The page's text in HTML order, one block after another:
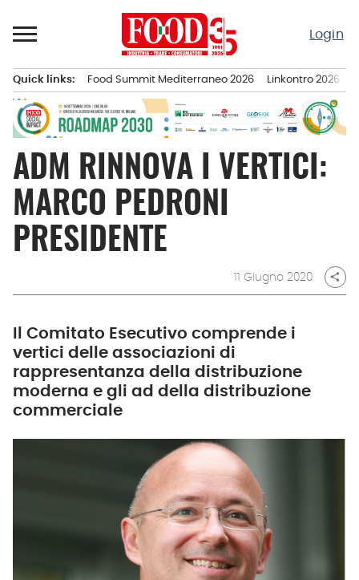
al
Login
principale
Quick links: Food Summit Mediterraneo 2026 Linkontro 2026
ADM RINNOVA I VERTICI:
MARCO PEDRONI
PRESIDENTE
11 Giugno 2020 share
Il Comitato Esecutivo comprende i
vertici delle associazioni di
rappresentanza della distribuzione
moderna e gli ad della distribuzione
commerciale